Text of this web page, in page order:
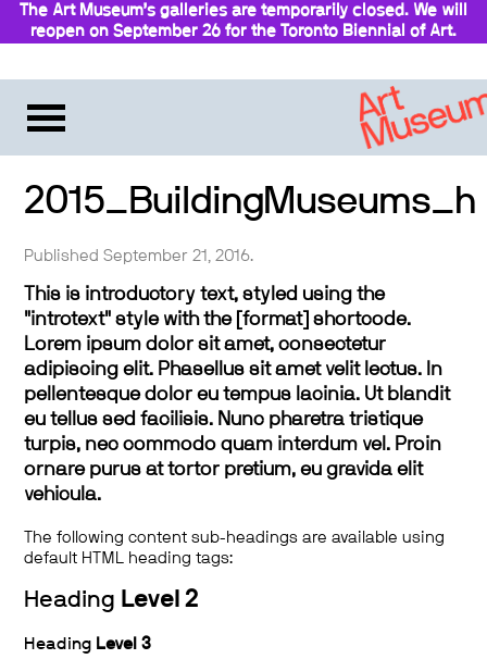
The Art Museum’s galleries are temporarily closed. We will
reopen on September 26 for the Toronto Biennial of Art.
2015_BuildingMuseums_h
Published September 21, 2016.
This is introductory text, styled using the
"introtext" style with the [format] shortcode.
Lorem ipsum dolor sit amet, consectetur
adipiscing elit. Phasellus sit amet velit lectus. In
pellentesque dolor eu tempus lacinia. Ut blandit
eu tellus sed facilisis. Nunc pharetra tristique
turpis, nec commodo quam interdum vel. Proin
ornare purus at tortor pretium, eu gravida elit
vehicula.
The following content sub-headings are available using
default HTML heading tags:
Heading Level 2
Heading Level 3